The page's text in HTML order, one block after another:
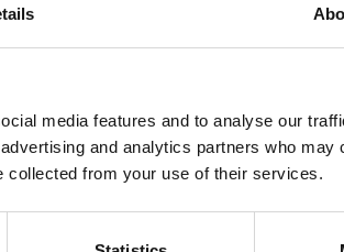
media features and to analyse our
and analytics partners who may
collected from your use of their services.